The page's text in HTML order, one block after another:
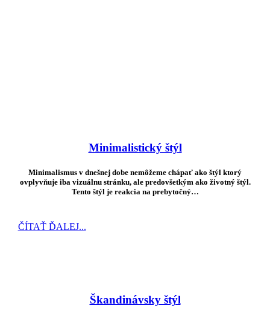
Minimalistický štýl
Minimalismus v dnešnej dobe nemôžeme chápať ako štýl ktorý
ovplyvňuje iba vizuálnu stránku, ale predovšetkým ako životný štýl.
Tento štýl je reakcia na prebytočný…
ČÍTAŤ ĎALEJ...
Škandinávsky štýl